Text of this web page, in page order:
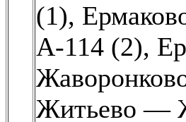
(1),
А-114 (2),
Житьево —